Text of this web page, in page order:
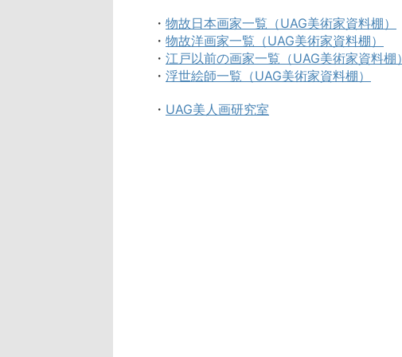
・ 物故日本画家一覧（UAG美術家資料棚）
・ 物故洋画家一覧（UAG美術家資料棚）
・ 江戸以前の画家一覧（UAG美術家資料棚）
・ 浮世絵師一覧（UAG美術家資料棚）
・ UAG美人画研究室